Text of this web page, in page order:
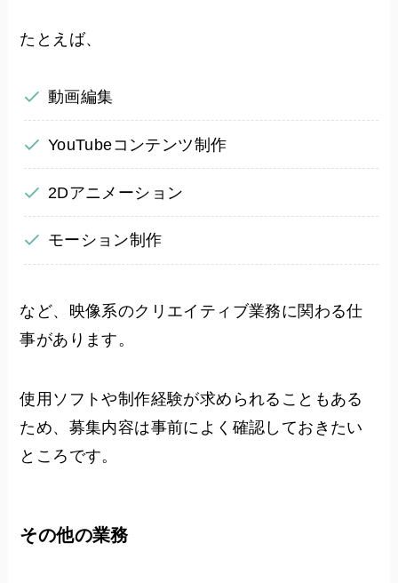
たとえば、
動画編集
YouTubeコンテンツ制作
2Dアニメーション
モーション制作
など、映像系のクリエイティブ業務に関わる仕
事があります。
使用ソフトや制作経験が求められることもある
ため、募集内容は事前によく確認しておきたい
ところです。
その他の業務